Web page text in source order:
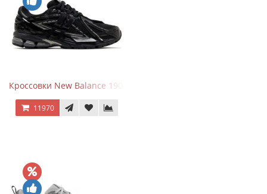
Кроссовки New Balance 1906A Black Silver
11970